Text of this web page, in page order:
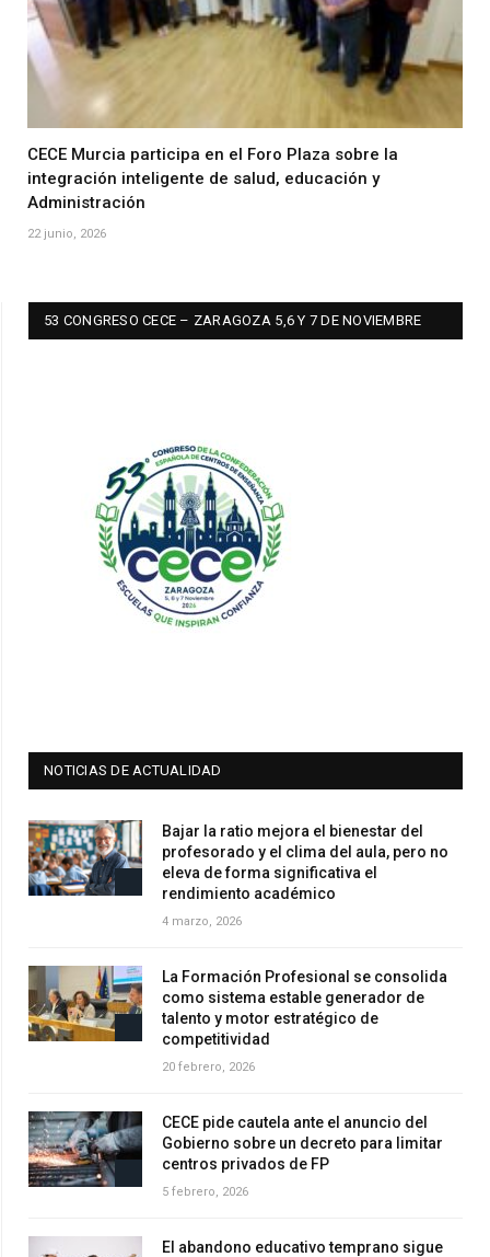
CECE Murcia participa en el Foro Plaza sobre la
integración inteligente de salud, educación y
Administración
22 junio, 2026
53 CONGRESO CECE – ZARAGOZA 5,6 Y 7 DE NOVIEMBRE
NOTICIAS DE ACTUALIDAD
Bajar la ratio mejora el bienestar del
profesorado y el clima del aula, pero no
eleva de forma significativa el
rendimiento académico
4 marzo, 2026
La Formación Profesional se consolida
como sistema estable generador de
talento y motor estratégico de
competitividad
20 febrero, 2026
CECE pide cautela ante el anuncio del
Gobierno sobre un decreto para limitar
centros privados de FP
5 febrero, 2026
El abandono educativo temprano sigue